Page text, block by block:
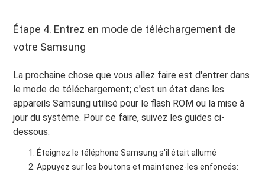
Étape 4. Entrez en mode de téléchargement de
votre Samsung
La prochaine chose que vous allez faire est d'entrer dans
le mode de téléchargement; c'est un état dans les
appareils Samsung utilisé pour le flash ROM ou la mise à
jour du système. Pour ce faire, suivez les guides ci-
dessous:
Éteignez le téléphone Samsung s'il était allumé
Appuyez sur les boutons et maintenez-les enfoncés: